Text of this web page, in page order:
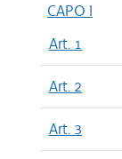
CAPO I
Art. 1
Art. 2
Art. 3